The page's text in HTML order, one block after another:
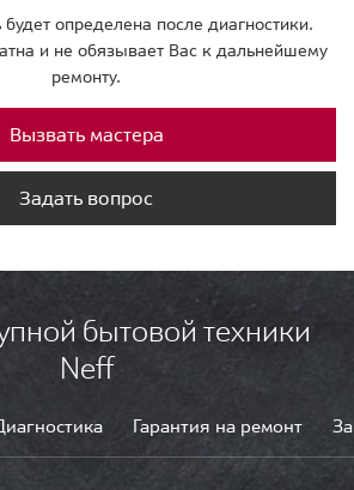
будет определена после диагностики.
и не обязывает Вас к дальнейшему
ремонту.
Вызвать мастера
Задать вопрос
бытовой техники
Neff
Гарантия на ремонт